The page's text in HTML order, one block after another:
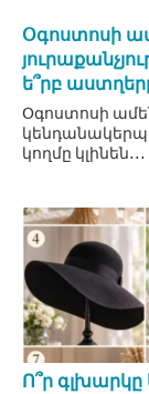
Օգոստոսի
ե՞րբ աստղերը
Օգոստոսի
կողմը
Ո՞ր գլխարկը